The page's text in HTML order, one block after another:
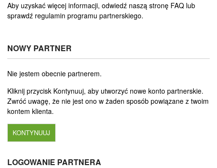
Aby uzyskać więcej informacji, odwiedź naszą stronę FAQ lub
sprawdź regulamin programu partnerskiego.
NOWY PARTNER
Nie jestem obecnie partnerem.
Kliknij przycisk Kontynuuj, aby utworzyć nowe konto partnerskie.
Zwróć uwagę, że nie jest ono w żaden sposób powiązane z twoim
kontem klienta.
KONTYNUUJ
LOGOWANIE PARTNERA